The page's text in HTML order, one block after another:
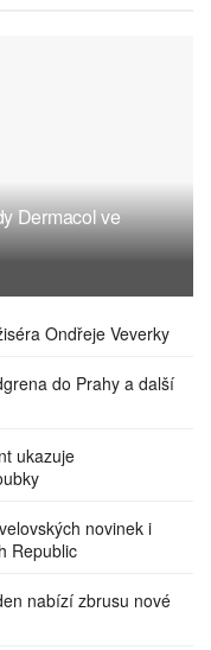
Dermacol ve
Ondřeje Veverky
do Prahy a další
ukazuje
novinek i
Republic
nabízí zbrusu nové